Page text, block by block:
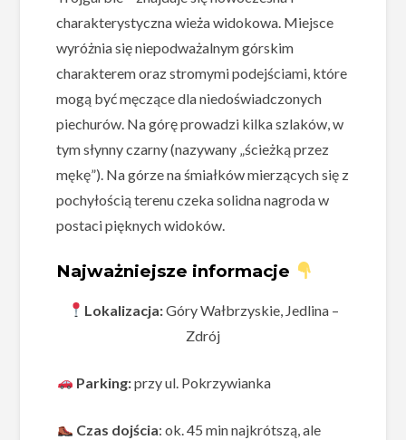
charakterystyczna wieża widokowa. Miejsce
wyróżnia się niepodważalnym górskim
charakterem oraz stromymi podejściami, które
mogą być męczące dla niedoświadczonych
piechurów. Na górę prowadzi kilka szlaków, w
tym słynny czarny (nazywany „ścieżką przez
mękę”). Na górze na śmiałków mierzących się z
pochyłością terenu czeka solidna nagroda w
postaci pięknych widoków.
Najważniejsze informacje
Lokalizacja:Góry Wałbrzyskie, Jedlina –
Zdrój
Parking:przy ul. Pokrzywianka
Czas dojścia: ok. 45 min najkrótszą, ale